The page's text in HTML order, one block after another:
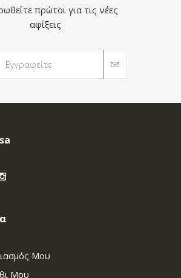
πρώτοι για τις νέες
αφίξεις
Μου
Μου